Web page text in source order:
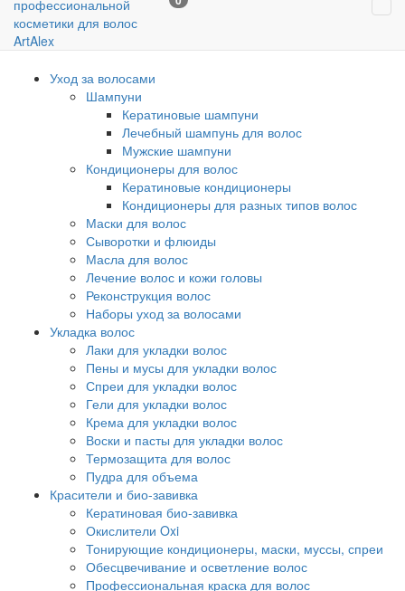
Уход за волосами
Шампуни
Кератиновые шампуни
Лечебный шампунь для волос
Мужские шампуни
Кондиционеры для волос
Кератиновые кондиционеры
Кондиционеры для разных типов волос
Маски для волос
Сыворотки и флюиды
Масла для волос
Лечение волос и кожи головы
Реконструкция волос
Наборы уход за волосами
Укладка волос
Лаки для укладки волос
Пены и мусы для укладки волос
Спреи для укладки волос
Гели для укладки волос
Крема для укладки волос
Воски и пасты для укладки волос
Термозащита для волос
Пудра для объема
Красители и био-завивка
Кератиновая био-завивка
Окислители Oxi
Тонирующие кондиционеры, маски, муссы, спреи
Обесцвечивание и осветление волос
Профессиональная краска для волос